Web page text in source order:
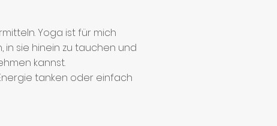
Yoga ist für mich
sie hinein zu tauchen und
kannst.
tanken oder einfach